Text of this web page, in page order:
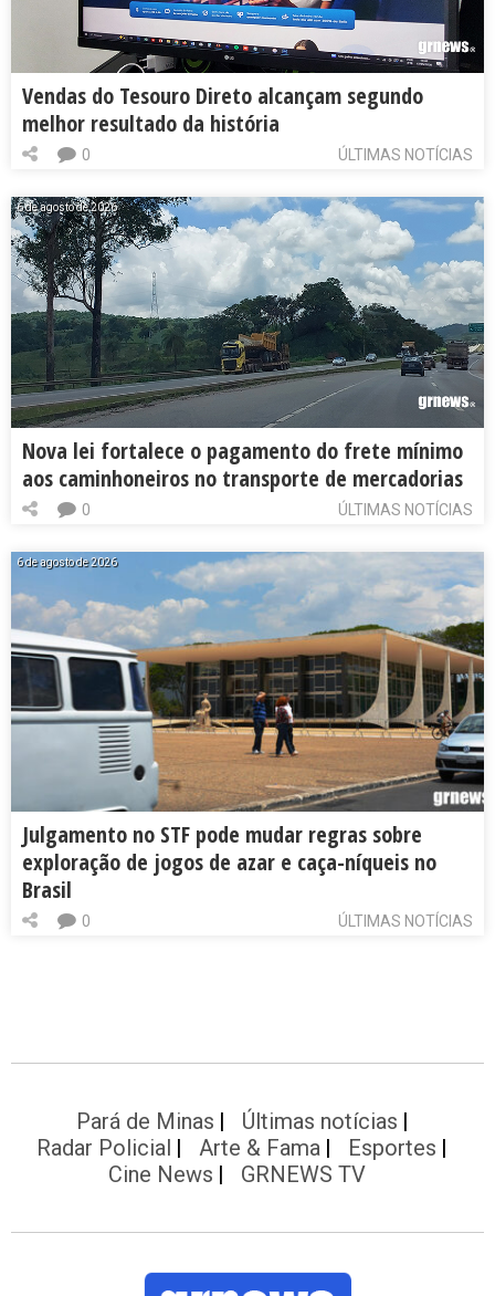
Vendas do Tesouro Direto alcançam segundo
melhor resultado da história
ÚLTIMAS NOTÍCIAS
0
6 de agosto de 2026
Nova lei fortalece o pagamento do frete mínimo
aos caminhoneiros no transporte de mercadorias
ÚLTIMAS NOTÍCIAS
0
6 de agosto de 2026
Julgamento no STF pode mudar regras sobre
exploração de jogos de azar e caça-níqueis no
Brasil
ÚLTIMAS NOTÍCIAS
0
Pará de Minas
Últimas notícias
Radar Policial
Arte & Fama
Esportes
Cine News
GRNEWS TV